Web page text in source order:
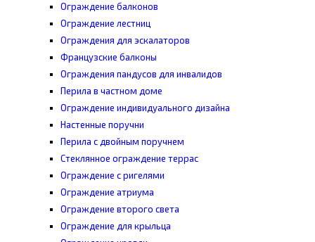
Ограждение балконов
Ограждение лестниц
Ограждения для эскалаторов
Французские балконы
Ограждения пандусов для инвалидов
Перила в частном доме
Ограждение индивидуального дизайна
Настенные поручни
Перила с двойным поручнем
Стеклянное ограждение террас
Ограждение с ригелями
Ограждение атриума
Ограждение второго света
Ограждение для крыльца